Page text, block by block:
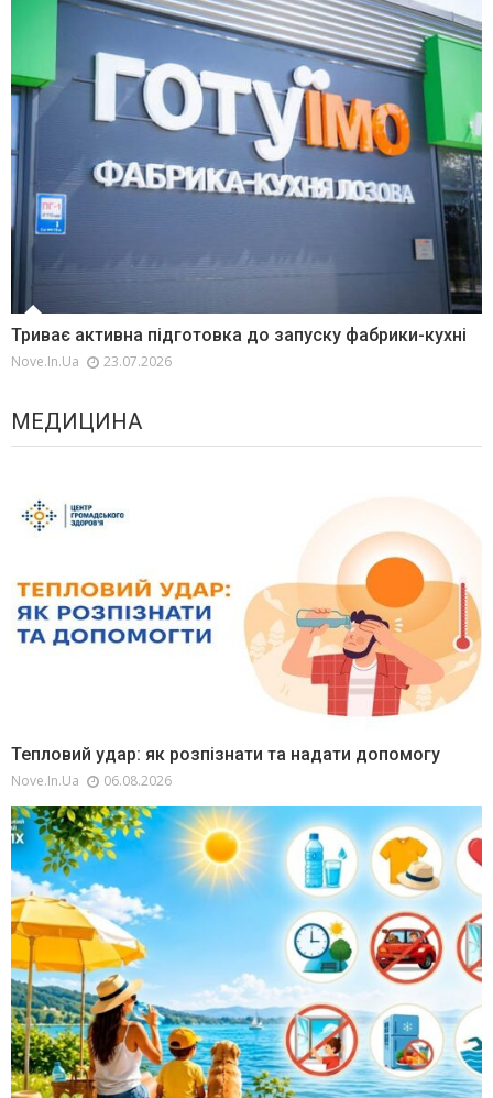
Триває активна підготовка до запуску фабрики-кухні
Nove.in.ua 23.07.2026
МЕДИЦИНА
Тепловий удар: як розпізнати та надати допомогу
Nove.in.ua 06.08.2026